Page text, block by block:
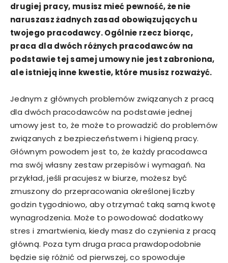
drugiej pracy, musisz mieć pewność, że nie
naruszasz żadnych zasad obowiązujących u
twojego pracodawcy. Ogólnie rzecz biorąc,
praca dla dwóch różnych pracodawców na
podstawie tej samej umowy nie jest zabroniona,
ale istnieją inne kwestie, które musisz rozważyć.
Jednym z głównych problemów związanych z pracą
dla dwóch pracodawców na podstawie jednej
umowy jest to, że może to prowadzić do problemów
związanych z bezpieczeństwem i higieną pracy.
Głównym powodem jest to, że każdy pracodawca
ma swój własny zestaw przepisów i wymagań. Na
przykład, jeśli pracujesz w biurze, możesz być
zmuszony do przepracowania określonej liczby
godzin tygodniowo, aby otrzymać taką samą kwotę
wynagrodzenia. Może to powodować dodatkowy
stres i zmartwienia, kiedy masz do czynienia z pracą
główną. Poza tym druga praca prawdopodobnie
będzie się różnić od pierwszej, co spowoduje